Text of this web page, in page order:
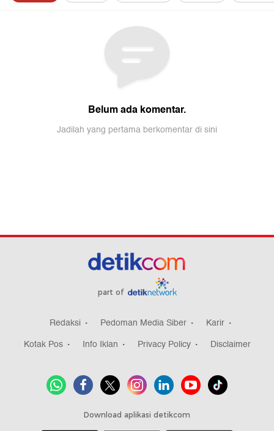
part of
Redaksi Pedoman Media Siber
Karir
Kotak Pos
Info Iklan Privacy Policy Disclaimer
Download aplikasi detikcom